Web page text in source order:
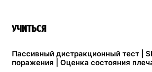
УЧИТЬСЯ
Пассивный дистракционный тест |
поражения | Оценка состояния